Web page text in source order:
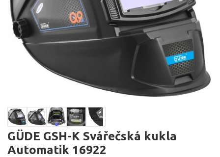
GÜDE GSH-K Svářečská kukla
Automatik 16922